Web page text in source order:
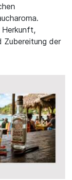
Herkunft,
Zubereitung der